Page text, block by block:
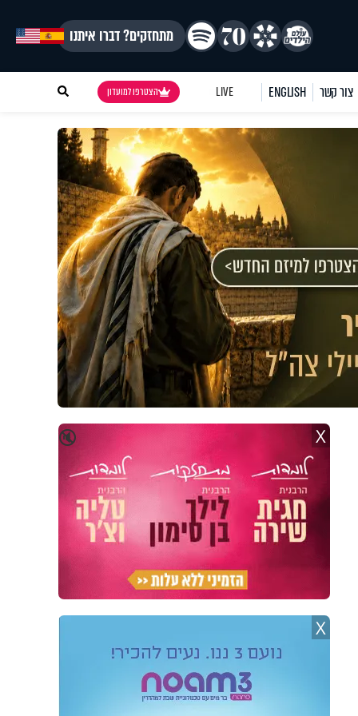
מתחזקים? דברו איתנו
צור קשר ENGLISH
LIVE הצטרפו למועדון
🔇 X
X